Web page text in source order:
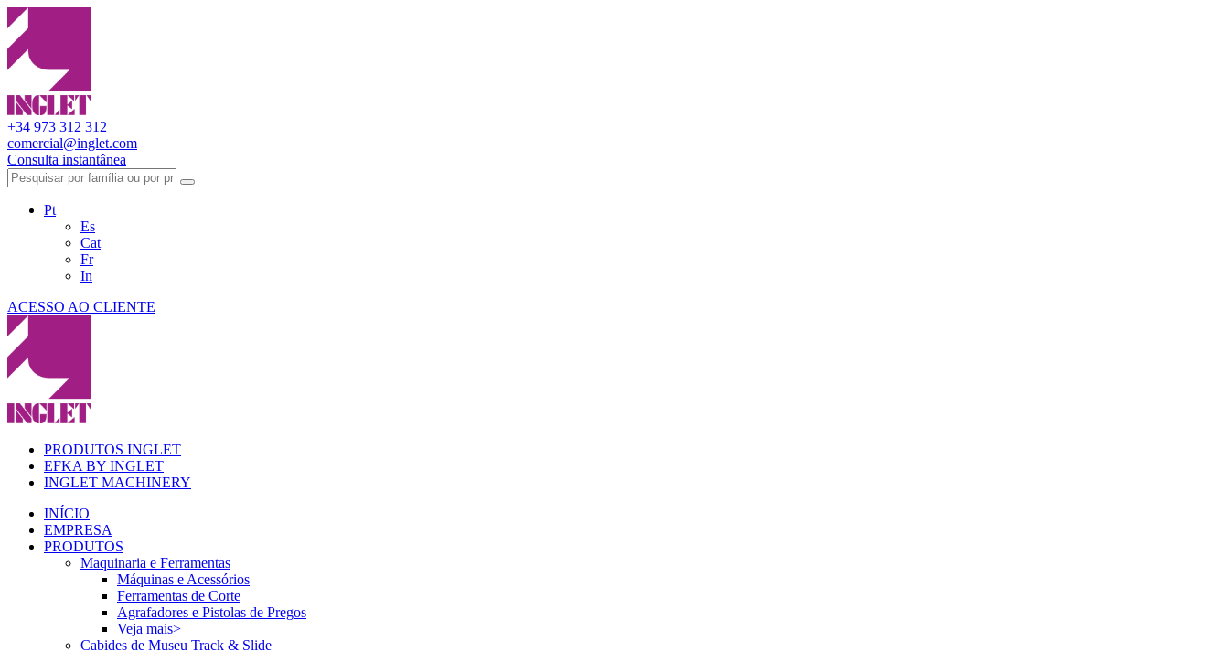
+34 973 312 312
comercial@inglet.com
Consulta instantânea
Pt
Es
Cat
Fr
In
ACESSO AO CLIENTE
PRODUTOS INGLET
EFKA BY INGLET
INGLET MACHINERY
INÍCIO
EMPRESA
PRODUTOS
Maquinaria e Ferramentas
Máquinas e Acessórios
Ferramentas de Corte
Agrafadores e Pistolas de Pregos
Veja mais>
Cabides de Museu Track & Slide